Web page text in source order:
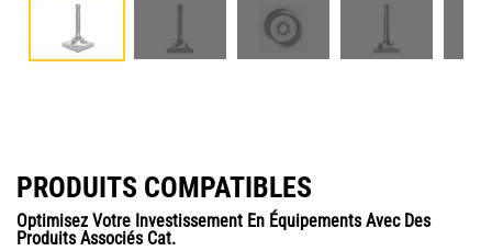
PRODUITS COMPATIBLES
Optimisez Votre Investissement En Équipements Avec Des
Produits Associés Cat.